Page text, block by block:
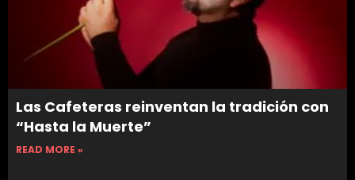
Las Cafeteras reinventan la tradición con
“Hasta la Muerte”
READ MORE »